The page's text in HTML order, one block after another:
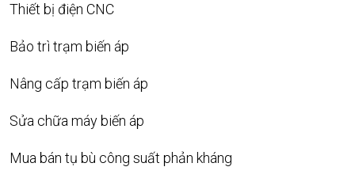
Thiết bị điện CNC
Bảo trì trạm biến áp
Nâng cấp trạm biến áp
Sửa chữa máy biến áp
Mua bán tụ bù công suất phản kháng